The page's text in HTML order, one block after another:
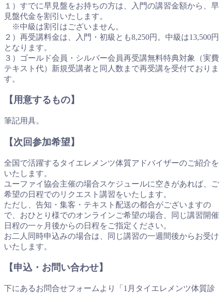
１）すでに早見盤をお持ちの方は、入門の講習金額から、早
見盤代金を割引いたします。
※中級は割引はございません。
２）再受講料金は、入門・初級とも8,250円。中級は13,500円
となります。
３）ゴールド会員・シルバー会員再受講無料特典対象（実費
テキスト代）新規受講者と同人数まで再受講を受付ておりま
す。
【用意するもの】
筆記用具。
【次回参加希望】
全国で活躍するタイエレメンツ体質アドバイザーのご紹介を
いたします。
ユーファイ協会主催の場合スケジュールに空きがあれば、ご
希望の日程でのリクエスト講習をいたします。
ただし、告知・集客・テキスト配送の都合がございますの
で、おひとり様でのオンラインご希望の場合、同じ講習開催
日程の一ヶ月後からの日程をご指定ください。
お二人同時申込みの場合は、同じ講習の一週間後からお受け
いたします。
【申込・お問い合わせ】
下にあるお問合せフォームより「1月タイエレメンツ体質診